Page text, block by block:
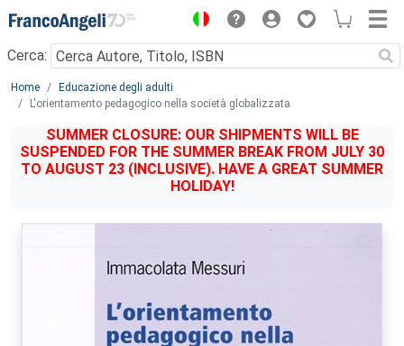
Menu
Cerca:
Main content
Home
Educazione degli adulti
L'orientamento pedagogico nella società globalizzata
SUMMER CLOSURE: OUR SHIPMENTS WILL BE
SUSPENDED FOR THE SUMMER BREAK FROM JULY 30
TO AUGUST 23 (INCLUSIVE). HAVE A GREAT SUMMER
HOLIDAY!